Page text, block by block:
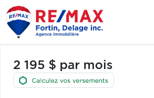
2 195 $ par mois